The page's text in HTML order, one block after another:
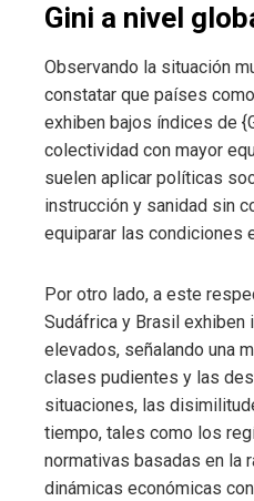
Gini a nivel
Observando la situación
constatar que países
exhiben bajos índices de
colectividad con mayor
suelen aplicar políticas
instrucción y sanidad sin
equiparar las condiciones
Por otro lado, a este
Sudáfrica y Brasil exhiben
elevados, señalando una
clases pudientes y las
situaciones, las
tiempo, tales como los
normativas basadas en la
dinámicas económicas